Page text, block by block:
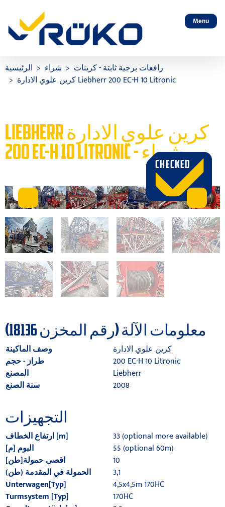
Menu
الرئيسية شراء
رافعات برجية ثابتة - كرينات
كرين علوي الادارة Liebherr 200 EC-H 10 Litronic
LIEBHERR كرين علوي الادارة
200 EC-H 10 LITRONIC - شراء
CHECKED
معلومات الآلة (رقم المخزن 18136)
وصف الماكينة
كرين علوي الادارة
طراز - حجم
200 EC-H 10 Litronic
المصنع
Liebherr
سنة الصنع
2008
التجهيزات
ارتفاع الخطاف [m]
33 (optional more available)
البوم [م]
55 (optional 60m)
اقصى حمولة[طن]
10
الحمولة في المقدمة (طن)
3,1
Unterwagen[Typ]
4,5x4,5m 170HC
Turmsystem [Typ]
170HC